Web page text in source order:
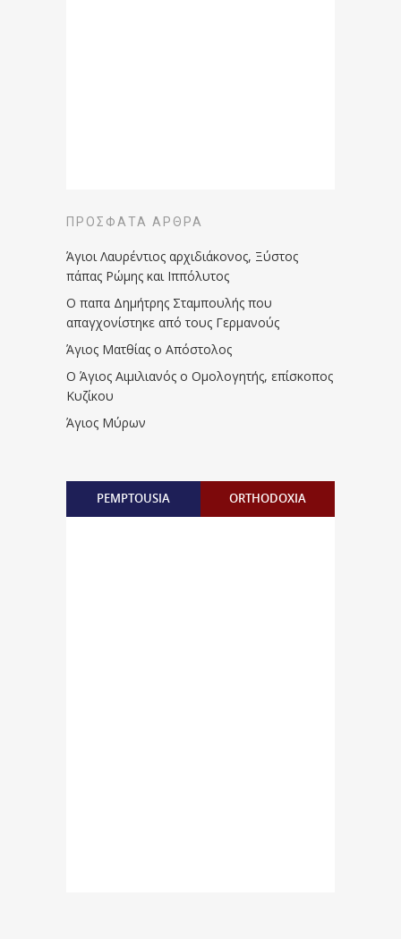
ΠΡΌΣΦΑΤΑ ΆΡΘΡΑ
Άγιοι Λαυρέντιος αρχιδιάκονος, Ξύστος
πάπας Ρώμης και Ιππόλυτος
Ο παπα Δημήτρης Σταμπουλής που
απαγχονίστηκε από τους Γερμανούς
Άγιος Ματθίας ο Απόστολος
Ο Άγιος Αιμιλιανός ο Ομολογητής, επίσκοπος
Κυζίκου
Άγιος Μύρων
PEMPTOUSIA ORTHODOXIA